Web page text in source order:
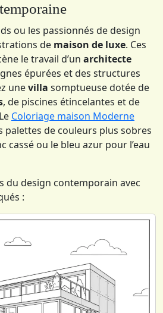
ou les passionnés de design
de maison de luxe. Ces
le travail d’un architecte
épurées et des structures
unevilla somptueuse dotée de
, de piscines étincelantes et de
Coloriage maison Moderne
palettes de couleurs plus sobres
cassé ou le bleu azur pour l’eau
du design contemporain avec
: